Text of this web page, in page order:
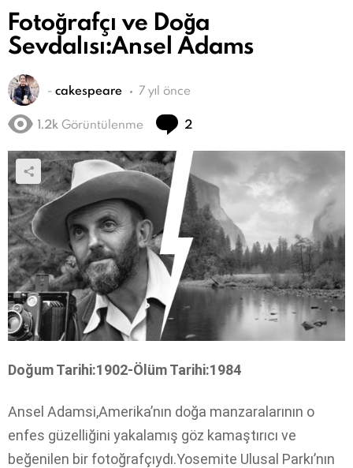
Fotoğrafçı ve Doğa
Sevdalısı:Ansel Adams
- cakespeare 7 yıl önce
1.2k Görüntülenme 2
Doğum Tarihi:1902-Ölüm Tarihi:1984
Ansel Adamsi,Amerika’nın doğa manzaralarının o
enfes güzelliğini yakalamış göz kamaştırıcı ve
beğenilen bir fotoğrafçıydı.Yosemite Ulusal Parkı’nın